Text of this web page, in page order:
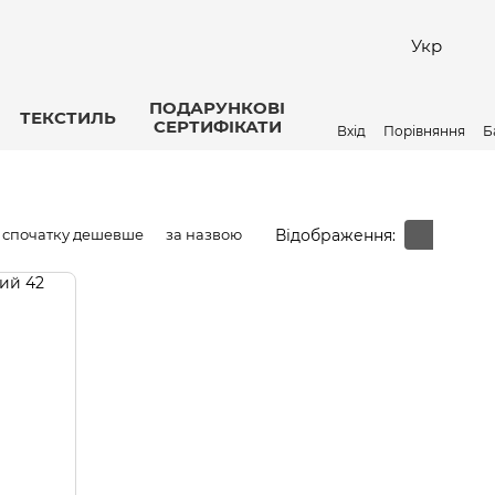
Укр
ТЕКСТИЛЬ
ПОДАРУНКОВІ
СЕРТИФІКАТИ
Вхід Порівняння
спочатку дешевше за назвою Відображення: